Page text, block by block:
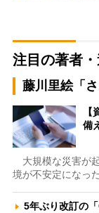
注目の著者
藤川里絵「
備
大規模な災害が
境が不安定になっ
5年ぶり改訂の